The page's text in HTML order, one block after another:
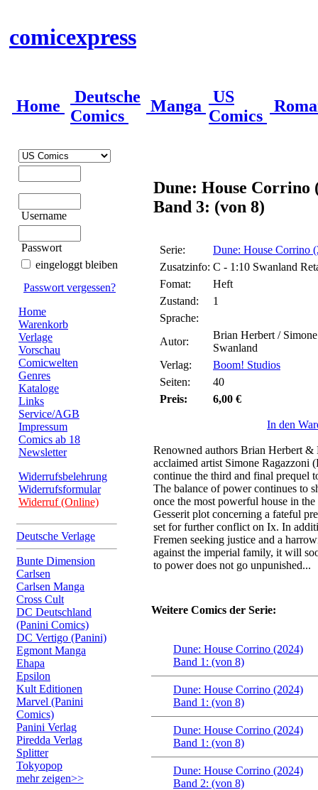
comicexpress
Home
Deutsche
Comics
Manga
US
Comics
Username
Passwort
eingeloggt bleiben
Passwort vergessen?
Home
Warenkorb
Verlage
Vorschau
Comicwelten
Genres
Kataloge
Links
Service/AGB
Impressum
Comics ab 18
Newsletter
Widerrufsbelehrung
Widerrufsformular
Widerruf (Online)
Deutsche Verlage
Bunte Dimension
Carlsen
Carlsen Manga
Cross Cult
DC Deutschland
(Panini Comics)
DC Vertigo (Panini)
Egmont Manga
Ehapa
Epsilon
Kult Editionen
Marvel (Panini
Comics)
Panini Verlag
Piredda Verlag
Splitter
Tokyopop
mehr zeigen>>
Dune: House Corrino
Band 3: (von 8)
Serie:
Dune: House Corrino
Zusatzinfo: C - 1:10 Swanland
Fomat:
Heft
Zustand:
1
Sprache:
Autor:
Brian Herbert /
Swanland
Verlag:
Boom! Studios
Seiten:
40
Preis:
6,00 €
In den
Renowned authors Brian Herbert &
acclaimed artist Simone Ragazzoni
continue the third and final prequel
The balance of power continues to
once the most powerful house in
Gesserit plot concerning a fateful
set for further conflict on Ix. In
Fremen seeking justice and a
against the imperial family, it will
to power does not go unpunished...
Weitere Comics der Serie:
Dune: House Corrino (2024)
Band 1: (von 8)
Dune: House Corrino (2024)
Band 1: (von 8)
Dune: House Corrino (2024)
Band 1: (von 8)
Dune: House Corrino (2024)
Band 2: (von 8)